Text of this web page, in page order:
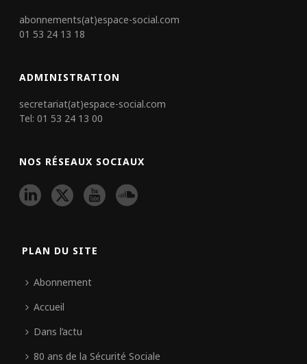
abonnements(at)espace-social.com
01 53 24 13 18
ADMINISTRATION
secretariat(at)espace-social.com
Tel: 01 53 24 13 00
NOS RÉSEAUX SOCIAUX
PLAN DU SITE
Abonnement
Accueil
Dans l’actu
80 ans de la Sécurité Sociale